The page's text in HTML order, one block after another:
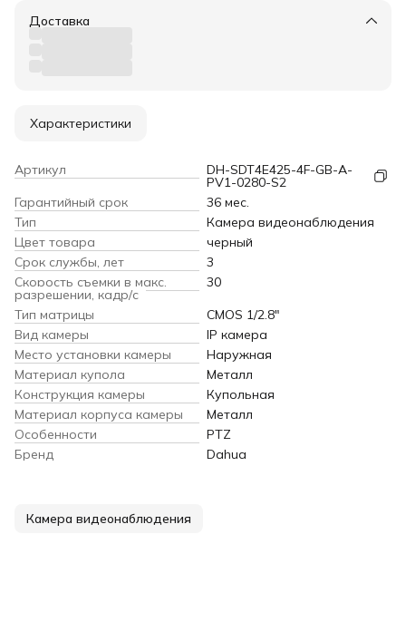
Доставка
Характеристики
Артикул DH-SDT4E425-4F-GB-A-
PV1-0280-S2
Гарантийный срок
36 мес.
Тип
Камера видеонаблюдения
Цвет товара
черный
Срок службы, лет
3
Скорость съемки в макс.
разрешении, кадр/с
30
Тип матрицы
CMOS 1/2.8"
Вид камеры
IP камера
Место установки камеры
Наружная
Материал купола
Металл
Конструкция камеры
Купольная
Материал корпуса камеры
Металл
Особенности
PTZ
Бренд
Dahua
Камера видеонаблюдения